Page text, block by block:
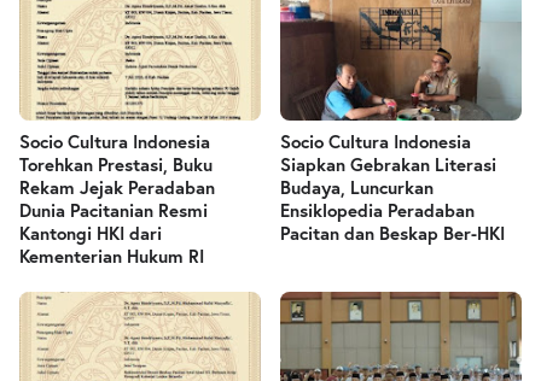
Socio Cultura Indonesia
Torehkan Prestasi, Buku
Rekam Jejak Peradaban
Dunia Pacitanian Resmi
Kantongi HKI dari
Kementerian Hukum RI
Socio Cultura Indonesia
Siapkan Gebrakan Literasi
Budaya, Luncurkan
Ensiklopedia Peradaban
Pacitan dan Beskap Ber-HKI